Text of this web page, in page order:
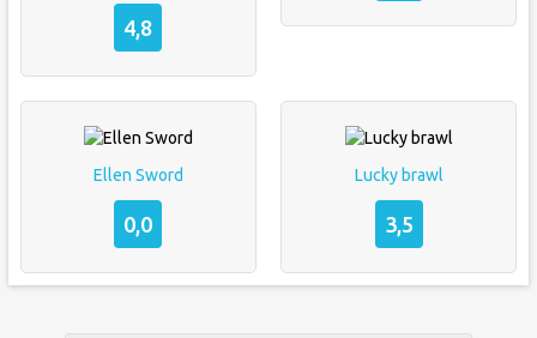
4,8
Ellen Sword
0,0
Lucky brawl
3,5